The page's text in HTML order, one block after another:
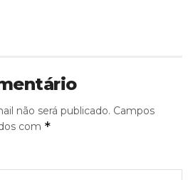
não será publicado. Campos
com *